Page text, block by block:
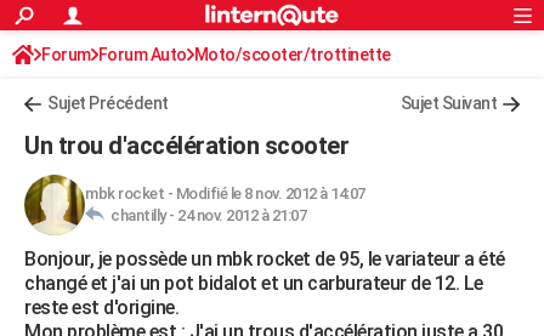
ACTUALITÉS
Politique
Société
Faits Divers
Education
Monde
Villes
+
FINANCE
Retraite
Impôts
Epargne
Immobilier
Risques naturels par ville
Banque
Assurance
Crédit
AUTO
Essais
Réserver un essai
Citadines
Berlines
SUV
Forum auto
+HIGH-TECH
Mobiles
Meilleur smartphone
Internet
Ordinateurs
Jeux vidéo
Guide high-tech
+BRICOLAGE
S'inscrire
Connexion
Forum Forum Auto Moto/scooter/trottinette
Sujet Précédent Sujet Suivant
Un trou d'accélération scooter
mbk rocket - Modifié le 8 nov. 2012 à 14:07
chantilly - 24 nov. 2012 à 21:07
Bonjour, je possède un mbk rocket de 95, le variateur a été
changé et j'ai un pot bidalot et un carburateur de 12. Le
reste est d'origine.